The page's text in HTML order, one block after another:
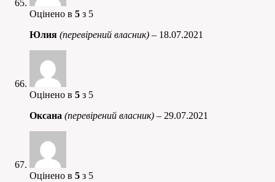
Оцінено в 5 з 5
Юлия (перевірений власник) – 18.07.2021
Оцінено в 5 з 5
Оксана (перевірений власник) – 29.07.2021
Оцінено в 5 з 5